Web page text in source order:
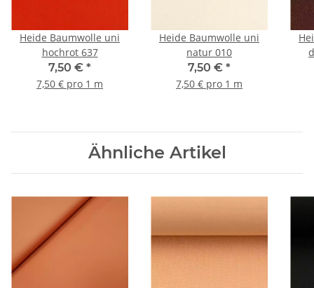
Heide Baumwolle uni
hochrot 637
7,50 € *
7,50 € pro 1 m
Heide Baumwolle uni
natur 010
7,50 € *
7,50 € pro 1 m
Ähnliche Artikel